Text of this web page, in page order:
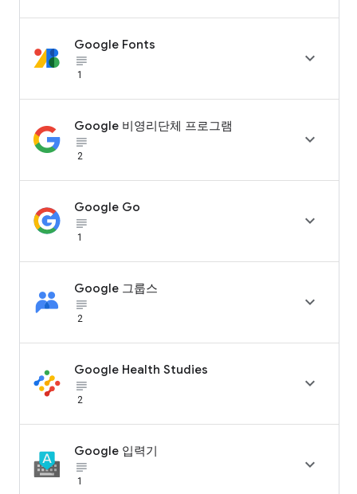
Google Fonts
subject_black
1

Google 비영리단체 프로그램
subject_black
2

Google Go
subject_black
1

Google 그룹스
subject_black
2

Google Health Studies
subject_black
2

Google 입력기
subject_black
1
